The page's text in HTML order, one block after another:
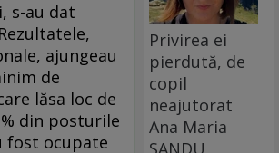
s-au dat
ajungeau
de
lăsa loc de
din posturile
fost ocupate
Privirea ei
pierdută, de
copil
neajutorat
Ana Maria
SANDU